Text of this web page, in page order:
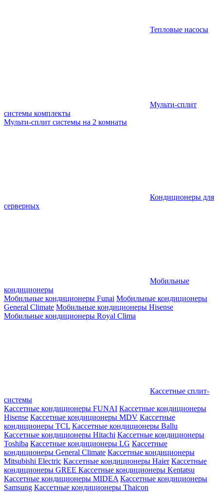
Тепловые насосы
Мульти-сплит
системы комплекты
Мульти-сплит системы на 2 комнаты
Кондиционеры для
серверных
Мобильные
кондиционеры
Мобильные кондиционеры Funai Мобильные кондиционеры
General Climate Мобильные кондиционеры Hisense
Мобильные кондиционеры Royal Clima
Кассетные сплит-
системы
Кассетные кондиционеры FUNAI Кассетные кондиционеры
Hisense Кассетные кондиционеры MDV Кассетные
кондиционеры TCL Кассетные кондиционеры Ballu
Кассетные кондиционеры Hitachi Кассетные кондиционеры
Toshiba Кассетные кондиционеры LG Кассетные
кондиционеры General Climate Кассетные кондиционеры
Mitsubishi Electric Кассетные кондиционеры Haier Кассетные
кондиционеры GREE Кассетные кондиционеры Kentatsu
Кассетные кондиционеры MIDEA Кассетные кондиционеры
Samsung Кассетные кондиционеры Thaicon